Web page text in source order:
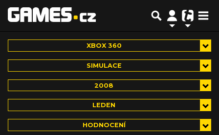
XBOX 360
SIMULACE
2008
LEDEN
HODNOCENÍ